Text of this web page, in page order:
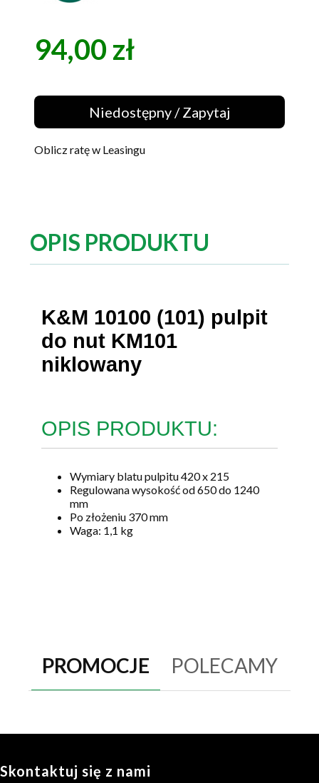
Cena
94,00 zł
Niedostępny / Zapytaj
Oblicz ratę w Leasingu
OPIS PRODUKTU
K&M 10100 (101) pulpit
do nut KM101
niklowany
OPIS PRODUKTU:
Wymiary blatu pulpitu 420 x 215
Regulowana wysokość od 650 do 1240
mm
Po złożeniu 370 mm
Waga: 1,1 kg
PROMOCJE POLECAMY
Skontaktuj się z nami